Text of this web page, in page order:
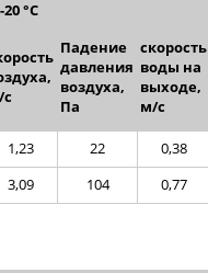
°C
Падение
давления
воздуха,
Па
скорость
воды на
выходе,
м/с
1,23 22 0,38
3,09 104 0,77